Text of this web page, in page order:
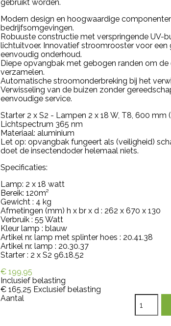
gebruikt worden.
Modern design en hoogwaardige
bedrijfsomgevingen.
Robuuste constructie met verspringende UV-
lichtuitvoer. Innovatief stroomrooster voor een
eenvoudig onderhoud.
Diepe opvangbak met gebogen randen om
verzamelen.
Automatische stroomonderbreking bij het
Verwisseling van de buizen zonder
eenvoudige service.
Starter 2 x S2 - Lampen 2 x 18 W, T8, 600 mm
Lichtspectrum 365 nm
Materiaal: aluminium
Let op: opvangbak fungeert als (veiligheid)
doet de insectendoder helemaal niets.
Specificaties:
Lamp: 2 x 18 watt
Bereik: 120m²
Gewicht : 4 kg
Afmetingen (mm) h x br x d : 262 x 670 x 130
Verbruik : 55 Watt
Kleur lamp : blauw
Artikel nr. lamp met splinter hoes : 20.41.38
Artikel nr. lamp : 20.30.37
Starter : 2 x S2 96.18.52
€ 199,95
Inclusief belasting
€ 165,25 Exclusief belasting
Aantal